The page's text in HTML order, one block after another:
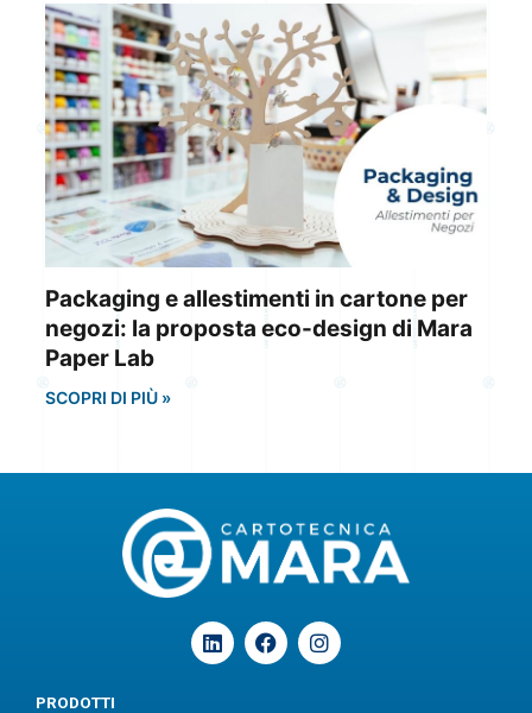
Packaging e allestimenti in cartone per
negozi: la proposta eco-design di Mara
Paper Lab
SCOPRI DI PIÙ »
L
i
n
F
a
c
I
n
s
PRODOTTI